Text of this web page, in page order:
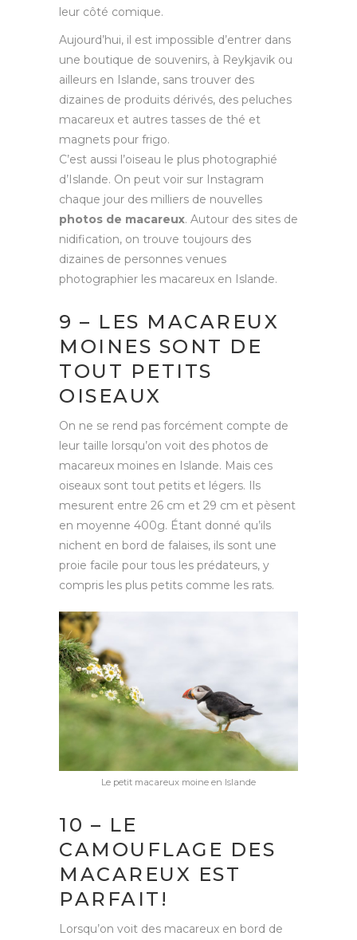
leur côté comique.
Aujourd’hui, il est impossible d’entrer dans
une boutique de souvenirs, à Reykjavik ou
ailleurs en Islande, sans trouver des
dizaines de produits dérivés, des peluches
macareux et autres tasses de thé et
magnets pour frigo.
C’est aussi l’oiseau le plus photographié
d’Islande. On peut voir sur Instagram
chaque jour des milliers de nouvelles
photos de macareux. Autour des sites de
nidification, on trouve toujours des
dizaines de personnes venues
photographier les macareux en Islande.
9 – LES MACAREUX
MOINES SONT DE
TOUT PETITS
OISEAUX
On ne se rend pas forcément compte de
leur taille lorsqu’on voit des photos de
macareux moines en Islande. Mais ces
oiseaux sont tout petits et légers. Ils
mesurent entre 26 cm et 29 cm et pèsent
en moyenne 400g. Étant donné qu’ils
nichent en bord de falaises, ils sont une
proie facile pour tous les prédateurs, y
compris les plus petits comme les rats.
Le petit macareux moine en Islande
10 – LE
CAMOUFLAGE DES
MACAREUX EST
PARFAIT!
Lorsqu’on voit des macareux en bord de